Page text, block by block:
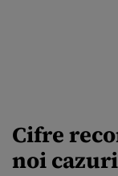
Cifre
noi cazuri